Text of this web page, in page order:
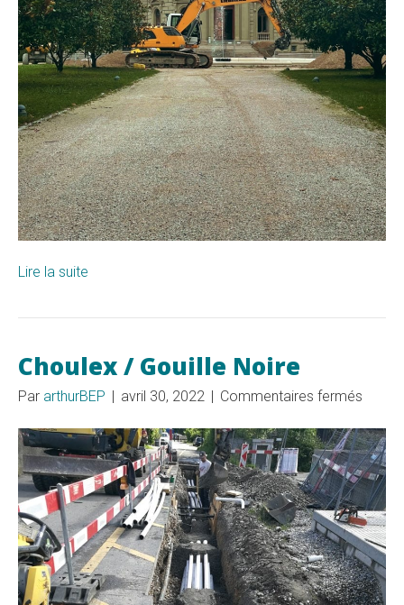
Lire la suite
Choulex / Gouille Noire
Par arthurBEP | avril 30, 2022 | Commentaires fermés
/
Gouille
Noire